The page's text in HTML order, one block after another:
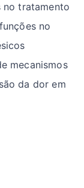
no tratamento
no
mecanismos
da dor em